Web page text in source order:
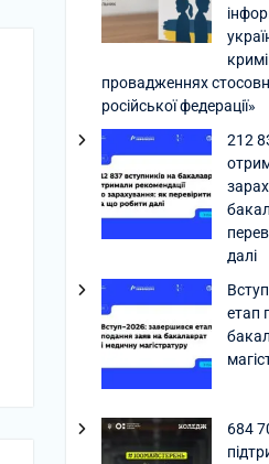
провадженнях
російської федерації»
212
далі
етап
684